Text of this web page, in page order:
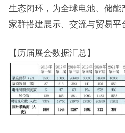
生态闭环，为全球电池、储
家群搭建展示、交流与贸易平
【历届展会数据汇总】